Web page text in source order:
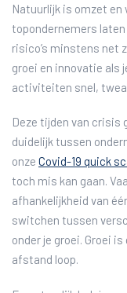
Natuurlijk is omzet en
topondernemers
risico’s minstens net
groei en innovatie als
activiteiten snel,
Deze tijden van crisis
duidelijk tussen
onze Covid-19 quick
toch mis kan gaan.
afhankelijkheid van
switchen tussen
onder je groei. Groei
afstand loop.